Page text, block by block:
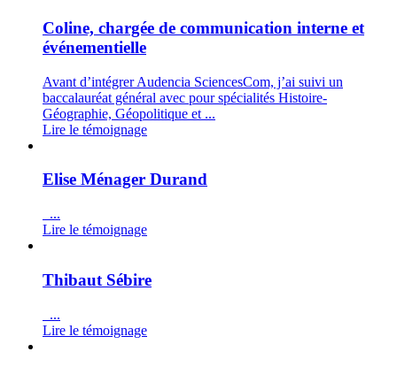
Coline, chargée de communication interne et
événementielle
Avant d’intégrer Audencia SciencesCom, j’ai suivi un
baccalauréat général avec pour spécialités Histoire-
Géographie, Géopolitique et ...
Lire le témoignage
Elise Ménager Durand
...
Lire le témoignage
Thibaut Sébire
...
Lire le témoignage